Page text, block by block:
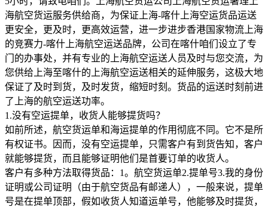
海航空货运服务供给商，为保证上海-喀什上海空运货品运送
更安全，更及时，更高效运营，进一步进步香港国家物流上海
的竞赛力-喀什上海航空运送品牌，公司在喀什咱们设立了专
门的办事处，并有专业的上海航空运送人员及时与您交流，为
您供给上海至喀什的上海航空运送相关的延伸服务，这极大地
保证了及时到货，及时发货，缩短时刻。货品的运送时刻前进
了上海的航空运送功率。
1.没有空运提单，收货人能够提货吗？
如前所述，航空货运单和海运提单的作用彻底不同。它不是所
有权证书。因而，没有空运提单，只需客户有到货告知，客户
就能够提货，而且能够证明他们是首要订单的收货人。
客户有多种方法取得货品：1。航空货运单2.提单号3.我的身份
证明或公司证明（由于航空货品有邮递人），一般来说，提单
号是在提单顶部，假如收货人知道运单号，他能够及时提货，